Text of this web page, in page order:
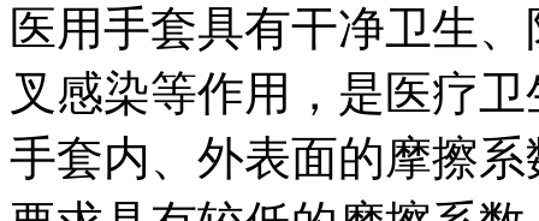
医用手套具有干净卫生
叉感染等作用，是医疗
手套内、外表面的摩擦